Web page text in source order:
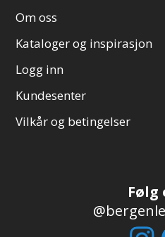
Om oss
Kataloger og inspirasjon
Logg inn
Kundesenter
Vilkår og betingelser
Følg